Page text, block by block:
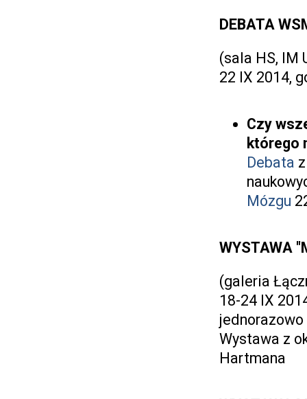
DEBATA
(sala HS, IM
22 IX 2014,
Czy
którego
Debata
Mózgu
WYSTAWA
(galeria
18-24 IX
Wystawa z
Hartmana